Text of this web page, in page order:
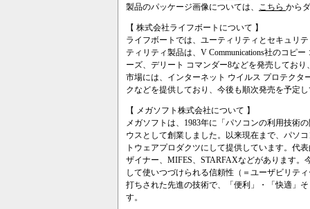
製品のパッケージ画像については、 こちら から
【 株式会社ライフボートについて 】
ライフボートでは、ユーティリティとセキュリ
ティリティ製品は、V Communications社のコピ
ーズ、デリート コマンダー8などを発売してお
市場には、インターネット ウイルス プロテク
クなどを提供しており、今後も順次発売を予定
【 メガソフト株式会社について 】
メガソフトは、1983年に「パソコンの利用技術
ウスとして創業しました。以来現在まで、パソ
トウェアプロダクツにして提供しています。代
ザイナー、MIFES、STARFAXなどがあります
して使いつづけられる信頼性（＝ユーザビリテ
打ちされた先進の技術で、「便利」・「快適」
す。